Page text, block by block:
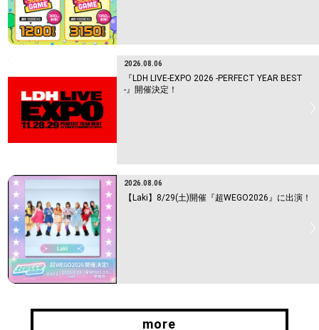
2026.08.06
『LDH LIVE-EXPO 2026 -PERFECT YEAR BEST
-』開催決定！
2026.08.06
【Laki】8/29(土)開催『超WEGO2026』に出演！
more